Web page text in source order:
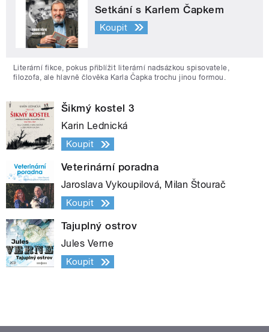
Setkání s Karlem Čapkem
Koupit
Literární fikce, pokus přiblížit literární nadsázkou spisovatele,
filozofa, ale hlavně člověka Karla Čapka trochu jinou formou.
Šikmý kostel 3
Karin Lednická
Koupit
Veterinární poradna
Jaroslava Vykoupilová, Milan Štourač
Koupit
Tajuplný ostrov
Jules Verne
Koupit